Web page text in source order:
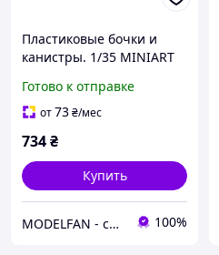
Пластиковые бочки и
канистры. 1/35 MINIART
Готово к отправке
от73₴/мес
734₴
Купить
MODELFAN - сборные пластиковые модели и товары для моделирования 100%